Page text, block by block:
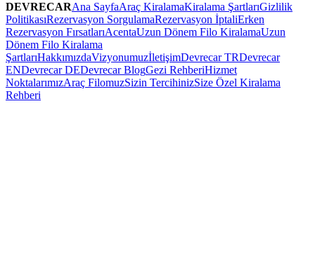
DEVRECARAna SayfaAraç KiralamaKiralama ŞartlarıGizlilik
PolitikasıRezervasyon SorgulamaRezervasyon İptaliErken
Rezervasyon FırsatlarıAcentaUzun Dönem Filo KiralamaUzun
Dönem Filo Kiralama
ŞartlarıHakkımızdaVizyonumuzİletişimDevrecar TRDevrecar
ENDevrecar DEDevrecar BlogGezi RehberiHizmet
NoktalarımızAraç FilomuzSizin TercihinizSize Özel Kiralama
Rehberi